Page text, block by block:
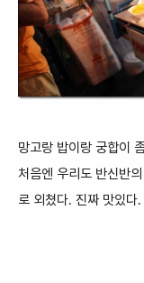
망고랑 밥이랑 궁합이
처음엔 우리도 반신반의
로 외쳤다. 진짜 맛있다.